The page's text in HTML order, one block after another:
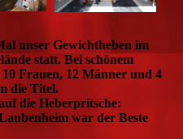
unser Gewichtheben im
statt. Bei schönem
Frauen, 12 Männer und 4
die Titel.
die Heberpritsche:
war der Beste